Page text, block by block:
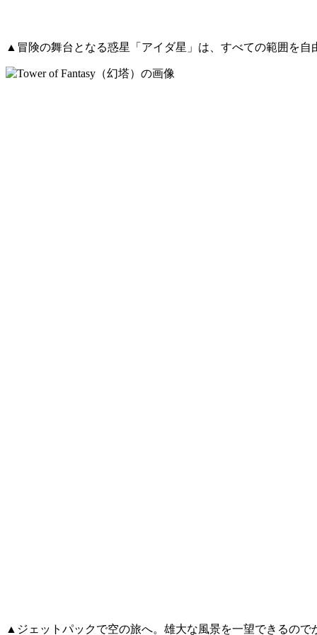
▲冒険の舞台となる惑星「アイダ星」は、すべての範囲を自
▲ジェットパックで空の旅へ。雄大な風景を一望できるので